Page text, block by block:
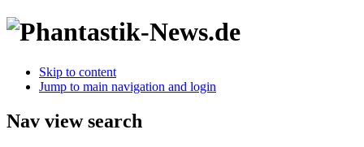
Skip to content
Jump to main navigation and login
Nav view search